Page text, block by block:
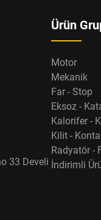
33 Develi
Ürün
Motor
Mekanik
Far - Stop
Eksoz -
Kalorifer -
Kilit -
Radyatör -
İndirimli